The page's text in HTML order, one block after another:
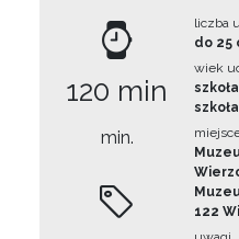
120 min
min.
liczba
do 25
wiek
122